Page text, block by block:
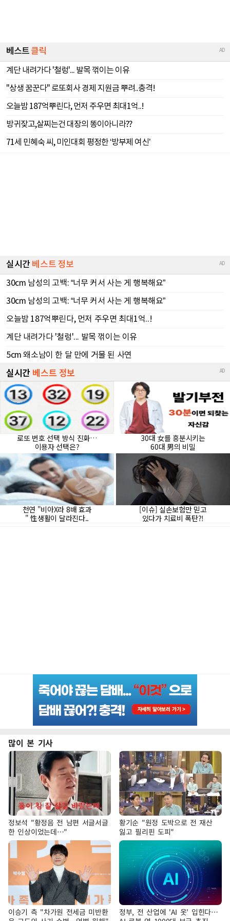
많이 본 기사
정보석 "황정음 전 남편 서글서글
한 인상이었는데…"
황기순 "원정 도박으로 전 재산
잃고 필리핀 도피"
이승기 측 "차가원 전세금 미반환
정부, 전 산업에 'AI 옷' 입힌다…